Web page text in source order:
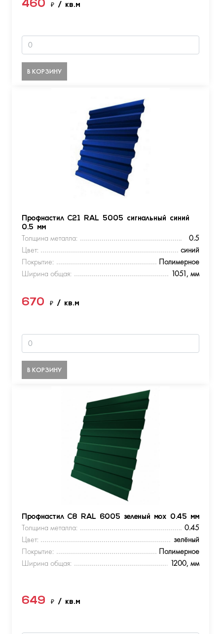
460 ₽ / кв.м
В КОРЗИНУ
Профнастил С21 RAL 5005 сигнальный синий
0.5 мм
Толщина металла:
0.5
Цвет:
синий
Покрытие:
Полимерное
Ширина общая:
1051, мм
670 ₽ / кв.м
В КОРЗИНУ
Профнастил С8 RAL 6005 зеленый мох 0.45 мм
Толщина металла:
0.45
Цвет:
зелёный
Покрытие:
Полимерное
Ширина общая:
1200, мм
649 ₽ / кв.м